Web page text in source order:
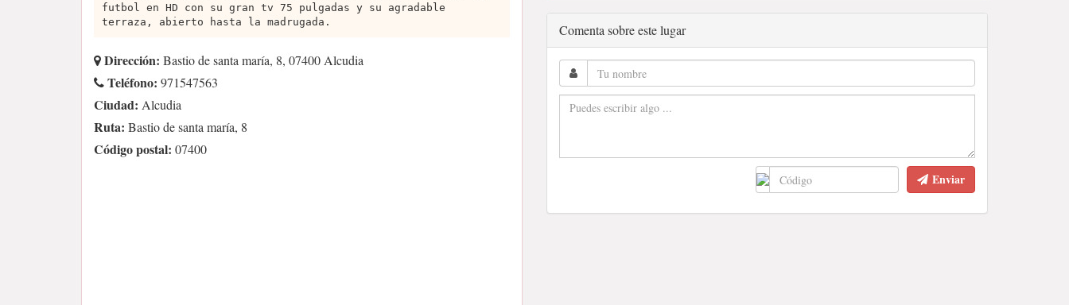
futbol en HD con su gran tv 75 pulgadas y su agradable
terraza, abierto hasta la madrugada.
Dirección: Bastio de santa maría, 8, 07400 Alcudia
Teléfono: 971547563
Ciudad: Alcudia
Ruta: Bastio de santa maría, 8
Código postal: 07400
Comenta sobre este lugar
Enviar